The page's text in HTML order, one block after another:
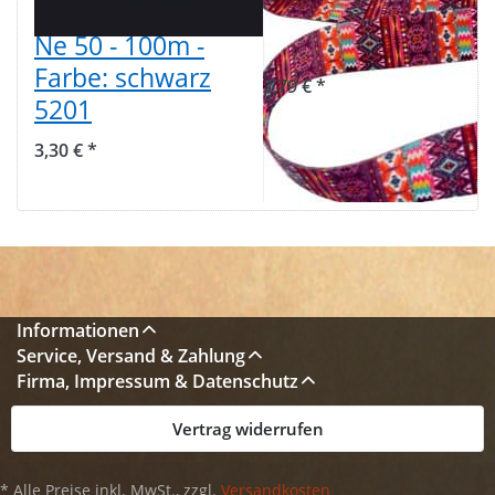
Ne 50 - 100m -
Farbe: schwarz
5201
3,30 € *
38mm breit -
Aztec Muster 1
2,79 € *
Informationen
Service, Versand & Zahlung
Firma, Impressum & Datenschutz
Vertrag widerrufen
* Alle Preise inkl. MwSt., zzgl. Versandkosten